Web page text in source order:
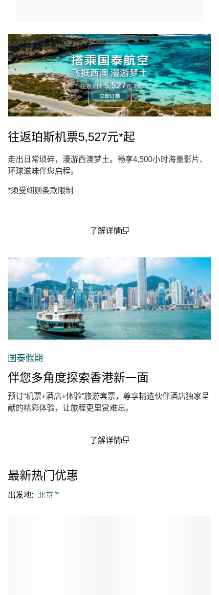
往返珀斯机票5,527元*起
走出日常琐碎，漫游西澳梦土。畅享4,500小时海量影片、
环球滋味伴您启程。
*须受细则条款限制
了解详情
国泰假期
伴您多角度探索香港新一面
预订“机票+酒店+体验”旅游套票，尊享精选伙伴酒店独家呈
献的精彩体验，让旅程更里赏难忘。
了解详情
最新热门优惠
出发地: